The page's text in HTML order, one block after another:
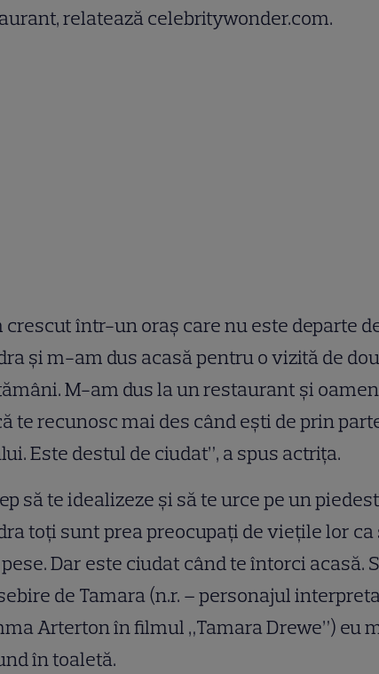
relatează celebritywonder.com.
crescut într-un oraş care nu este departe
şi m-am dus acasă pentru o vizită de
M-am dus la un restaurant şi
te recunosc mai des când eşti de prin
Este destul de ciudat”, a spus actriţa.
să te idealizeze şi să te urce pe un
toţi sunt prea preocupaţi de vieţile lor ca
Dar este ciudat când te întorci acasă.
de Tamara (n.r. – personajul
Arterton în filmul „Tamara Drewe”) eu
în toaletă.